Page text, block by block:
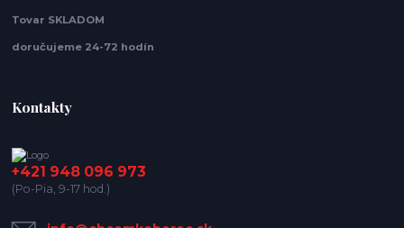
Tovar SKLADOM
doručujeme 24-72 hodín
Kontakty
+421 948 096 973
(Po-Pia, 9-17 hod.)